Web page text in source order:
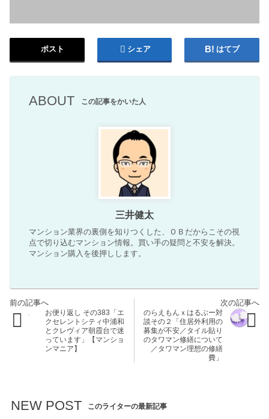
ポスト シェア はてブ
ABOUT この記事をかいた人
三井健太
マンション業界の裏側を知りつくした、ＯＢだからこその視
点で切り込むマンション情報。買い手の疑問と不安を解決。
マンション購入を後押しします。
お便り返し その383「エ
クセレントシティ中浦和
とクレヴィア朝霞台で迷
っています」【マンショ
ンマニア】
のらえもんｘはるぶー対
談その２「住居外利用の
募集が不安／タイル貼り
のタワマン修繕について
／タワマン理想の修繕
費」
NEW POST このライターの最新記事